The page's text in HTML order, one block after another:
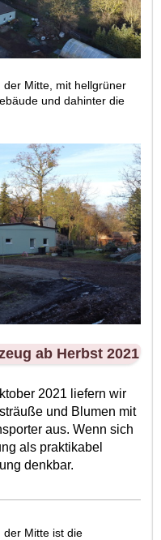
Mitte, mit hellgrüner
und dahinter die
ab Herbst 2021
2021 liefern wir
und Blumen mit
aus. Wenn sich
als praktikabel
denkbar.
der Mitte ist die